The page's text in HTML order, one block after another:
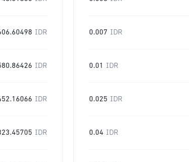
IDR
IDR
IDR
IDR
0.007 IDR
0.01 IDR
0.025 IDR
0.04 IDR